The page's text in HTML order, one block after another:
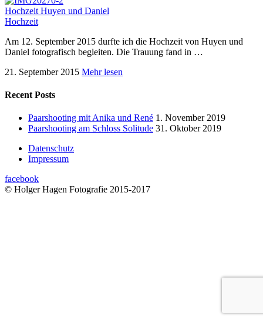
Hochzeit Huyen und Daniel
Hochzeit
Am 12. September 2015 durfte ich die Hochzeit von Huyen und
Daniel fotografisch begleiten. Die Trauung fand in …
21. September 2015 Mehr lesen
Recent Posts
Paarshooting mit Anika und René 1. November 2019
Paarshooting am Schloss Solitude 31. Oktober 2019
Datenschutz
Impressum
facebook
© Holger Hagen Fotografie 2015-2017